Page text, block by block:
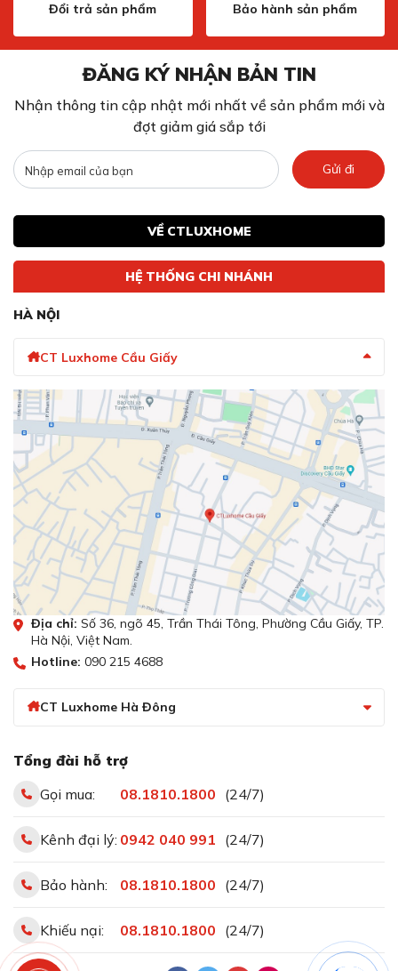
Đổi trả sản phẩm
Bảo hành sản phẩm
ĐĂNG KÝ NHẬN BẢN TIN
Nhận thông tin cập nhật mới nhất về sản phẩm mới và
đợt giảm giá sắp tới
Gửi đi
VỀ CTLUXHOME
HỆ THỐNG CHI NHÁNH
HÀ NỘI
CT Luxhome Cầu Giấy
Địa chỉ: Số 36, ngõ 45, Trần Thái Tông, Phường Cầu Giấy, TP.
Hà Nội, Việt Nam.
Hotline: 090 215 4688
CT Luxhome Hà Đông
Tổng đài hỗ trợ
Gọi mua:
08.1810.1800 (24/7)
Kênh đại lý: 0942 040 991 (24/7)
Bảo hành: 08.1810.1800 (24/7)
Khiếu nại: 08.1810.1800 (24/7)